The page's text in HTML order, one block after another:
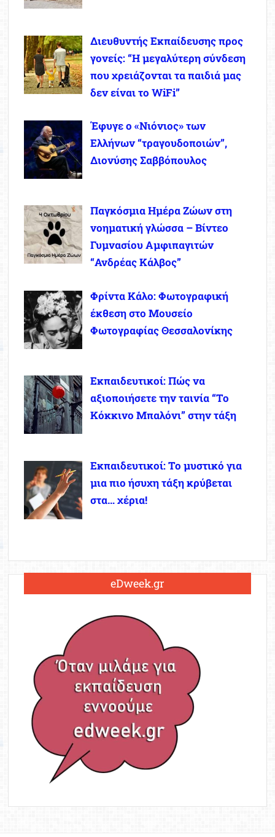
Διευθυντής Εκπαίδευσης προς
γονείς: “Η μεγαλύτερη σύνδεση
που χρειάζονται τα παιδιά μας
δεν είναι το WiFi”
Έφυγε ο «Νιόνιος» των
Ελλήνων “τραγουδοποιών”,
Διονύσης Σαββόπουλος
Παγκόσμια Ημέρα Ζώων στη
νοηματική γλώσσα – Βίντεο
Γυμνασίου Αμφιπαγιτών
“Ανδρέας Κάλβος”
Φρίντα Κάλο: Φωτογραφική
έκθεση στο Μουσείο
Φωτογραφίας Θεσσαλονίκης
Εκπαιδευτικοί: Πώς να
αξιοποιήσετε την ταινία “Το
Κόκκινο Μπαλόνι” στην τάξη
Εκπαιδευτικοί: Το μυστικό για
μια πιο ήσυχη τάξη κρύβεται
στα… χέρια!
eDweek.gr